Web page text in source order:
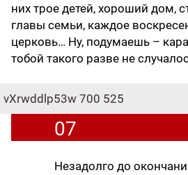
них трое детей, хороший дом,
главы семьи, каждое
церковь… Ну, подумаешь –
тобой такого разве не
vXrwddlp53w 700 525
07
Незадолго до